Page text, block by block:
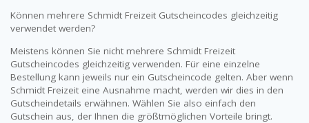
Können mehrere Schmidt Freizeit Gutscheincodes gleichzeitig
verwendet werden?
Meistens können Sie nicht mehrere Schmidt Freizeit
Gutscheincodes gleichzeitig verwenden. Für eine einzelne
Bestellung kann jeweils nur ein Gutscheincode gelten. Aber wenn
Schmidt Freizeit eine Ausnahme macht, werden wir dies in den
Gutscheindetails erwähnen. Wählen Sie also einfach den
Gutschein aus, der Ihnen die größtmöglichen Vorteile bringt.